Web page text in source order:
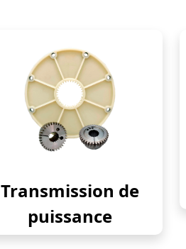
Transmission de
puissance